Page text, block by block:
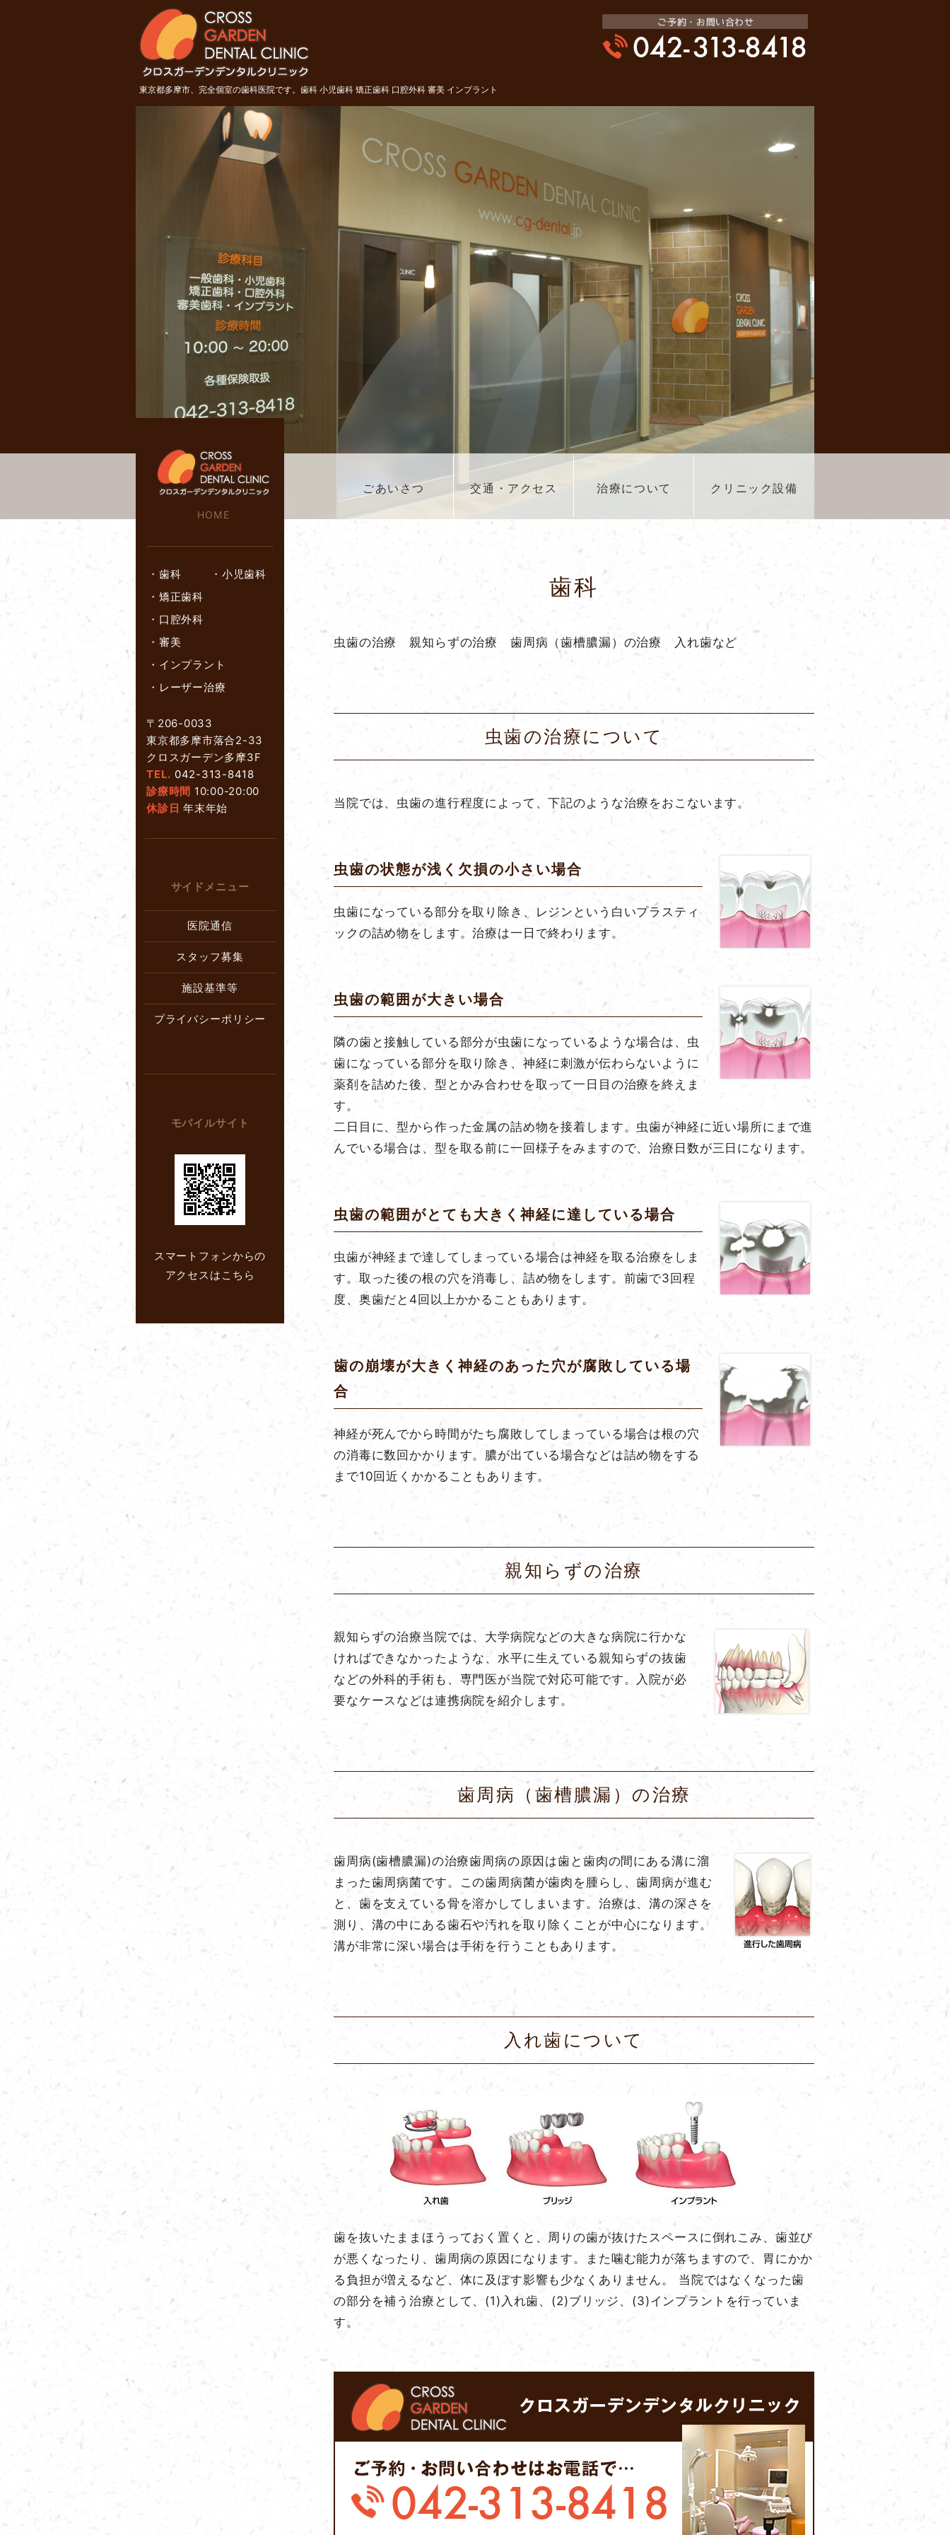
東京都多摩市 クロスガーデンデ
ンタルクリニック
東京都多摩市、完全個室の歯科医院です。歯科 小児歯科 矯正歯科 口腔外科 審美 インプラント
HOME
ごあいさつ 交通・アクセス 治療について クリニック設備
歯科
虫歯の治療 親知らずの治療 歯周病（歯槽膿漏）の治療 入れ歯など
虫歯の治療について
当院では、虫歯の進行程度によって、下記のような治療をおこないます。
虫歯の状態が浅く欠損の小さい場合
虫歯になっている部分を取り除き、レジンという白いプラスティ
ックの詰め物をします。治療は一日で終わります。
虫歯の範囲が大きい場合
隣の歯と接触している部分が虫歯になっているような場合は、虫
歯になっている部分を取り除き、神経に刺激が伝わらないように
薬剤を詰めた後、型とかみ合わせを取って一日目の治療を終えま
す。
二日目に、型から作った金属の詰め物を接着します。虫歯が神経に近い場所にまで進
んでいる場合は、型を取る前に一回様子をみますので、治療日数が三日になります。
虫歯の範囲がとても大きく神経に達している場合
虫歯が神経まで達してしまっている場合は神経を取る治療をしま
す。取った後の根の穴を消毒し、詰め物をします。前歯で3回程
度、奥歯だと4回以上かかることもあります。
歯の崩壊が大きく神経のあった穴が腐敗している場
合
神経が死んでから時間がたち腐敗してしまっている場合は根の穴
の消毒に数回かかります。膿が出ている場合などは詰め物をする
まで10回近くかかることもあります。
親知らずの治療
親知らずの治療当院では、大学病院などの大きな病院に行かな
ければできなかったような、水平に生えている親知らずの抜歯
などの外科的手術も、専門医が当院で対応可能です。入院が必
要なケースなどは連携病院を紹介します。
歯周病（歯槽膿漏）の治療
歯周病(歯槽膿漏)の治療歯周病の原因は歯と歯肉の間にある溝に溜
まった歯周病菌です。この歯周病菌が歯肉を腫らし、歯周病が進む
と、歯を支えている骨を溶かしてしまいます。治療は、溝の深さを
測り、溝の中にある歯石や汚れを取り除くことが中心になります。
溝が非常に深い場合は手術を行うこともあります。
入れ歯について
歯を抜いたままほうっておく置くと、周りの歯が抜けたスペースに倒れこみ、歯並び
が悪くなったり、歯周病の原因になります。また噛む能力が落ちますので、胃にかか
る負担が増えるなど、体に及ぼす影響も少なくありません。 当院ではなくなった歯
の部分を補う治療として、(1)入れ歯、(2)ブリッジ、(3)インプラントを行っていま
す。
・ 歯科 ・ 小児歯科
・ 矯正歯科
・ 口腔外科
・ 審美
・ インプラント
・ レーザー治療
〒206-0033
東京都多摩市落合2-33
クロスガーデン多摩3F
TEL. 042-313-8418
診療時間 10:00-20:00
休診日 年末年始
サイドメニュー
医院通信
スタッフ募集
施設基準等
プライバシーポリシー
モバイルサイト
スマートフォンからの
アクセスはこちら